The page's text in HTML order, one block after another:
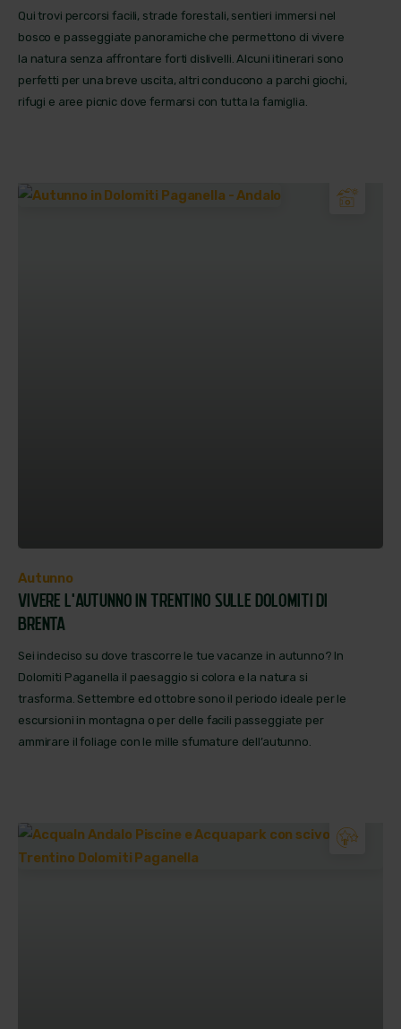
Qui trovi percorsi facili, strade forestali, sentieri immersi nel
bosco e passeggiate panoramiche che permettono di vivere
la natura senza affrontare forti dislivelli. Alcuni itinerari sono
perfetti per una breve uscita, altri conducono a parchi giochi,
rifugi e aree picnic dove fermarsi con tutta la famiglia.
Autunno
VIVERE L’AUTUNNO IN TRENTINO SULLE DOLOMITI DI
BRENTA
Sei indeciso su dove trascorre le tue vacanze in autunno? In
Dolomiti Paganella il paesaggio si colora e la natura si
trasforma. Settembre ed ottobre sono il periodo ideale per le
escursioni in montagna o per delle facili passeggiate per
ammirare il foliage con le mille sfumature dell’autunno.